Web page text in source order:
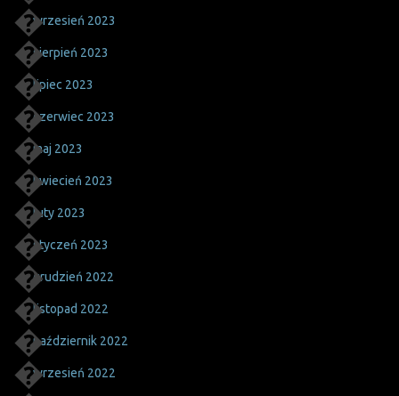
wrzesień 2023
sierpień 2023
lipiec 2023
czerwiec 2023
maj 2023
kwiecień 2023
luty 2023
styczeń 2023
grudzień 2022
listopad 2022
październik 2022
wrzesień 2022